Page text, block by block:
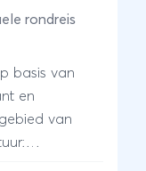
rondreis
basis van
en
van